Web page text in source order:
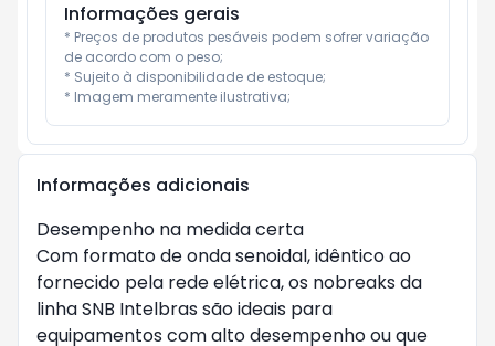
Informações gerais
* Preços de produtos pesáveis podem sofrer variação
de acordo com o peso;
* Sujeito à disponibilidade de estoque;
* Imagem meramente ilustrativa;
Informações adicionais
Desempenho na medida certa
Com formato de onda senoidal, idêntico ao
fornecido pela rede elétrica, os nobreaks da
linha SNB Intelbras são ideais para
equipamentos com alto desempenho ou que